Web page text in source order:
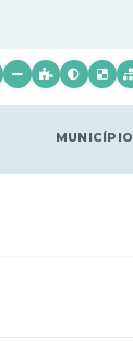
MUNICÍPIO